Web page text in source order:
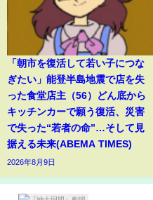
「朝市を復活して若い子につな
ぎたい」能登半島地震で店を失
った食堂店主（56）どん底から
キッチンカーで願う復活、災害
で失った“若者の命”…そして見
据える未来(ABEMA TIMES)
2026年8月9日